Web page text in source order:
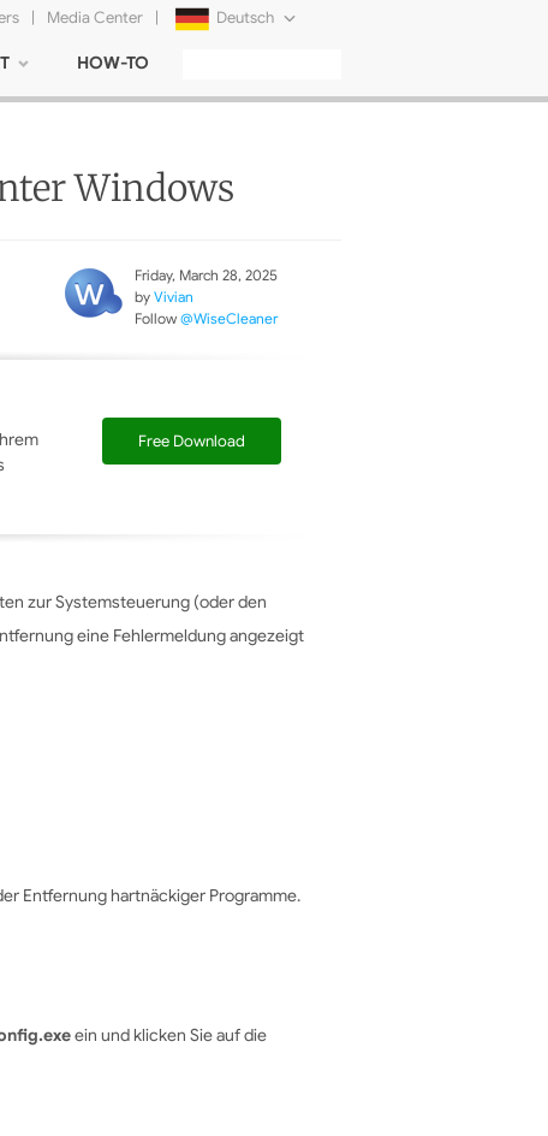
| Media Center | Deutsch
日本語
简体中文
Tiếng Việt
HOW-TO
Windows
Friday, March 28, 2025
by Vivian
Follow @WiseCleaner
Free Download
zur Systemsteuerung (oder den
eine Fehlermeldung angezeigt
Entfernung hartnäckiger Programme.
ein und klicken Sie auf die